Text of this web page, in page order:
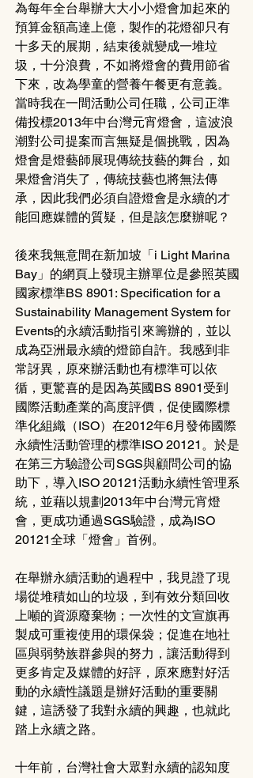
為每年全台舉辦大大小小燈會加起來的
預算金額高達上億，製作的花燈卻只有
十多天的展期，結束後就變成一堆垃
圾，十分浪費，不如將燈會的費用節省
下來，改為學童的營養午餐更有意義。
當時我在一間活動公司任職，公司正準
備投標2013年中台灣元宵燈會，這波浪
潮對公司提案而言無疑是個挑戰，因為
燈會是燈藝師展現傳統技藝的舞台，如
果燈會消失了，傳統技藝也將無法傳
承，因此我們必須自證燈會是永續的才
能回應媒體的質疑，但是該怎麼辦呢？
後來我無意間在新加坡「i Light Marina
Bay」的網頁上發現主辦單位是參照英國
國家標準BS 8901: Specification for a
Sustainability Management System for
Events的永續活動指引來籌辦的，並以
成為亞洲最永續的燈節自許。我感到非
常訝異，原來辦活動也有標準可以依
循，更驚喜的是因為英國BS 8901受到
國際活動產業的高度評價，促使國際標
準化組織（ISO）在2012年6月發佈國際
永續性活動管理的標準ISO 20121。於是
在第三方驗證公司SGS與顧問公司的協
助下，導入ISO 20121活動永續性管理系
統，並藉以規劃2013年中台灣元宵燈
會，更成功通過SGS驗證，成為ISO
20121全球「燈會」首例。
在舉辦永續活動的過程中，我見證了現
場從堆積如山的垃圾，到有效分類回收
上噸的資源廢棄物；一次性的文宣旗再
製成可重複使用的環保袋；促進在地社
區與弱勢族群參與的努力，讓活動得到
更多肯定及媒體的好評，原來應對好活
動的永續性議題是辦好活動的重要關
鍵，這誘發了我對永續的興趣，也就此
踏上永續之路。
十年前，台灣社會大眾對永續的認知度